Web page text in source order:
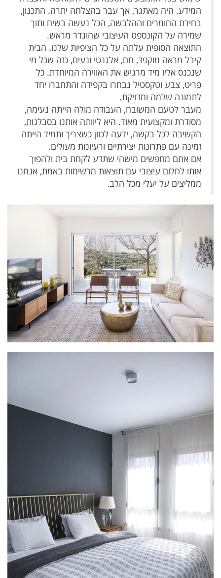
המידע. היה מאתגר, אך עבר בהצלחה יתרה. התכנון,
בחירת החומרים וההלבשה, הכל נעשה בשיח ותוך
שמירה על הקונספט העיצובי שהוגדר מראש.
התוצאה הסופית עלתה על כל הציפיות שלנו. הבית
קיבל מראה מוקפד, חם, אלגנטי ונעים, כזה שכל מי
שנכנס אליו מיד מרגיש את האווירה המיוחדת. כל
פריט, צבע וטקסטיל נבחרו בקפידה והתחברו יחד
לתמונה שלמה ומדויקת.
מעבר לטעם המשובח, העבודה מולה הייתה נעימה,
מסודרת ומקצועית מאוד. היא ליוותה אותנו בסבלנות,
הקשיבה לכל בקשה, ידעה לכוון כשצריך ותמיד הייתה
זמינה עם פתרונות יצירתיים ורעיונות מעולים.
אם אתם מחפשים מישהי שתדע לקחת בית ולהפוך
אותו לחלום עיצובי עם תוצאות מרשימות באמת, אנחנו
ממליצים על יעלי מכל הלב.